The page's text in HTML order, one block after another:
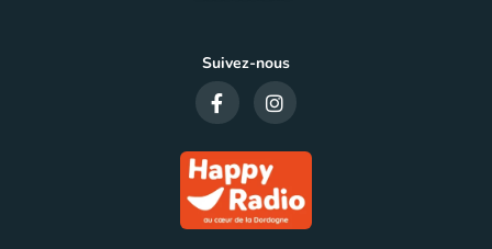
Suivez-nous